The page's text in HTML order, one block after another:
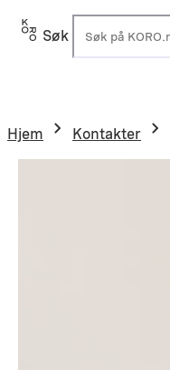
Søk
Hjem Kontakter